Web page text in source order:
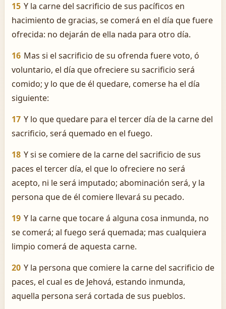
15 Y la carne del sacrificio de sus pacíficos en
hacimiento de gracias, se comerá en el día que fuere
ofrecida: no dejarán de ella nada para otro día.
16 Mas si el sacrificio de su ofrenda fuere voto, ó
voluntario, el día que ofreciere su sacrificio será
comido; y lo que de él quedare, comerse ha el día
siguiente:
17 Y lo que quedare para el tercer día de la carne del
sacrificio, será quemado en el fuego.
18 Y si se comiere de la carne del sacrificio de sus
paces el tercer día, el que lo ofreciere no será
acepto, ni le será imputado; abominación será, y la
persona que de él comiere llevará su pecado.
19 Y la carne que tocare á alguna cosa inmunda, no
se comerá; al fuego será quemada; mas cualquiera
limpio comerá de aquesta carne.
20 Y la persona que comiere la carne del sacrificio de
paces, el cual es de Jehová, estando inmunda,
aquella persona será cortada de sus pueblos.